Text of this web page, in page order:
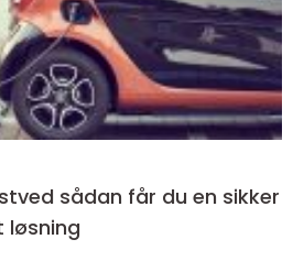
en sikker
løsning